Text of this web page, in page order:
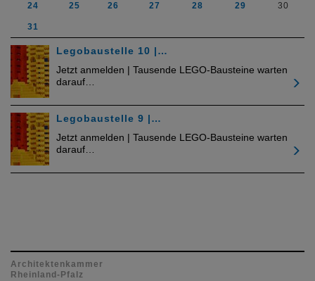
24 25 26 27 28 29 30
31
Legobaustelle 10 |…
Jetzt anmelden | Tausende LEGO-Bausteine warten
darauf…
Legobaustelle 9 |…
Jetzt anmelden | Tausende LEGO-Bausteine warten
darauf…
Architektenkammer
Rheinland-Pfalz